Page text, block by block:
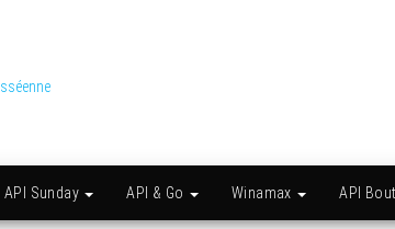
Poker
Isséenne
API Sunday API & Go Winamax API